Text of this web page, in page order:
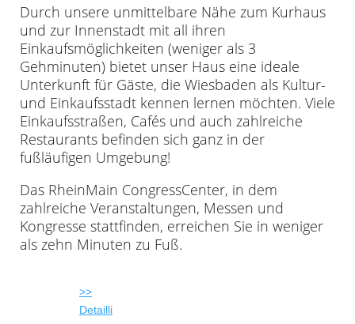
Durch unsere unmittelbare Nähe zum Kurhaus
und zur Innenstadt mit all ihren
Einkaufsmöglichkeiten (weniger als 3
Gehminuten) bietet unser Haus eine ideale
Unterkunft für Gäste, die Wiesbaden als Kultur-
und Einkaufsstadt kennen lernen möchten. Viele
Einkaufsstraßen, Cafés und auch zahlreiche
Restaurants befinden sich ganz in der
fußläufigen Umgebung!
Das RheinMain CongressCenter, in dem
zahlreiche Veranstaltungen, Messen und
Kongresse stattfinden, erreichen Sie in weniger
als zehn Minuten zu Fuß.
>>
Detailli